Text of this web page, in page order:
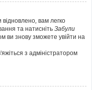
вам легко
та натисніть Забули
ви знову зможете увійти на
з адміністратором